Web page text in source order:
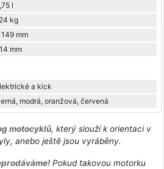
l
kg
149 mm
mm
a kick
modrá, oranžová, červená
motocyklů, který slouží k orientaci v
anebo ještě jsou vyráběny.
Pokud takovou motorku